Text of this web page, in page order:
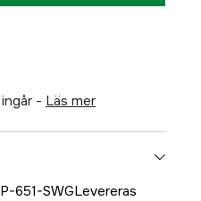
- läs mer
651-SWGLevereras